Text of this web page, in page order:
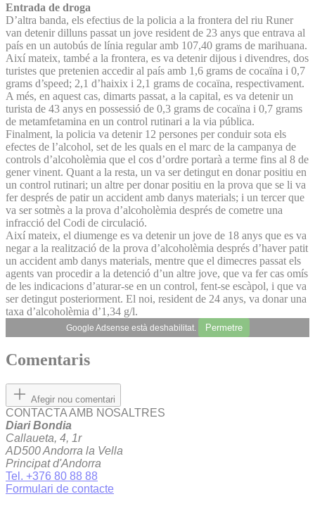
Entrada de droga
D’altra banda, els efectius de la policia a la frontera del riu Runer
van detenir dilluns passat un jove resident de 23 anys que entrava al
país en un autobús de línia regular amb 107,40 grams de marihuana.
Així mateix, també a la frontera, es va detenir dijous i divendres, dos
turistes que pretenien accedir al país amb 1,6 grams de cocaïna i 0,7
grams d’speed; 2,1 d’haixix i 2,1 grams de cocaïna, respectivament.
A més, en aquest cas, dimarts passat, a la capital, es va detenir un
turista de 43 anys en possessió de 0,3 grams de cocaïna i 0,7 grams
de metamfetamina en un control rutinari a la via pública.
Finalment, la policia va detenir 12 persones per conduir sota els
efectes de l’alcohol, set de les quals en el marc de la campanya de
controls d’alcoholèmia que el cos d’ordre portarà a terme fins al 8 de
gener vinent. Quant a la resta, un va ser detingut en donar positiu en
un control rutinari; un altre per donar positiu en la prova que se li va
fer després de patir un accident amb danys materials; i un tercer que
va ser sotmès a la prova d’alcoholèmia després de cometre una
infracció del Codi de circulació.
Així mateix, el diumenge es va detenir un jove de 18 anys que es va
negar a la realització de la prova d’alcoholèmia després d’haver patit
un accident amb danys materials, mentre que el dimecres passat els
agents van procedir a la detenció d’un altre jove, que va fer cas omís
de les indicacions d’aturar-se en un control, fent-se escàpol, i que va
ser detingut posteriorment. El noi, resident de 24 anys, va donar una
taxa d’alcoholèmia d’1,34 g/l.
Google Adsense està deshabilitat. Permetre
Comentaris
Afegir nou comentari
CONTACTA AMB NOSALTRES
Diari Bondia
Callaueta, 4, 1r
AD500 Andorra la Vella
Principat d'Andorra
Tel. +376 80 88 88
Formulari de contacte